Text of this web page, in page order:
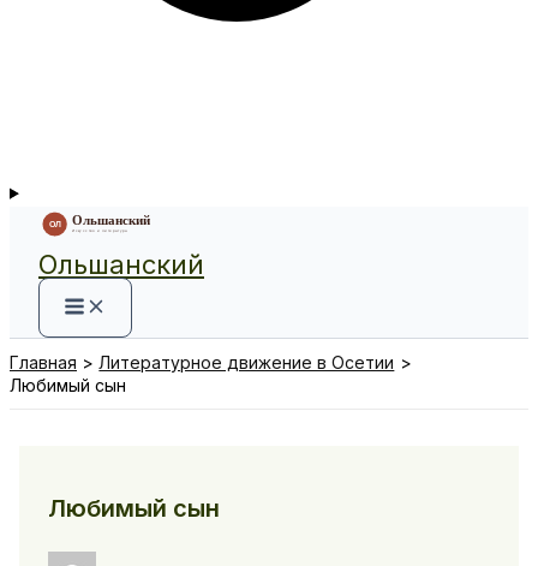
Ольшанский
Главная
Литературное движение в Осетии
Любимый сын
Любимый сын